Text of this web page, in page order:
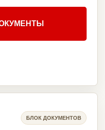
БЛОК ДОКУМЕНТОВ